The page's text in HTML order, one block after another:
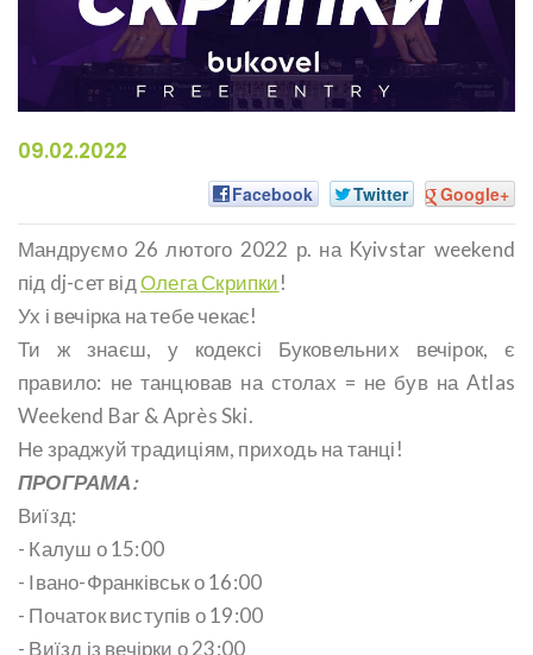
09.02.2022
Facebook Twitter Google+
Мандруємо 26 лютого 2022 р. на Kyivstar weekend
під dj-сет відОлега Скрипки!
Ух і вечірка на тебе чекає!
Ти ж знаєш, у кодексі Буковельних вечірок, є
правило: не танцював на столах = не був на Atlas
Weekend Bar & Après Ski.
Не зраджуй традиціям, приходь на танці!
ПРОГРАМА:
Виїзд:
- Калуш о 15:00
- Івано-Франківськ о 16:00
- Початок виступів о 19:00
- Виїзд із вечірки о 23:00